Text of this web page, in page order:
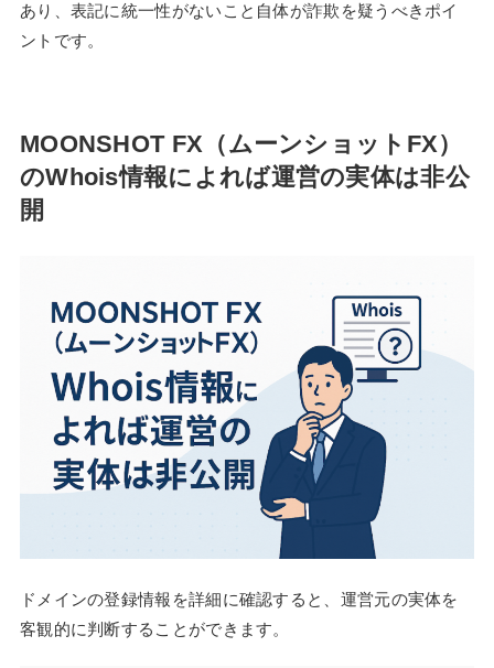
あり、表記に統一性がないこと自体が詐欺を疑うべきポイ
ントです。
MOONSHOT FX（ムーンショットFX）
のWhois情報によれば運営の実体は非公
開
ドメインの登録情報を詳細に確認すると、運営元の実体を
客観的に判断することができます。